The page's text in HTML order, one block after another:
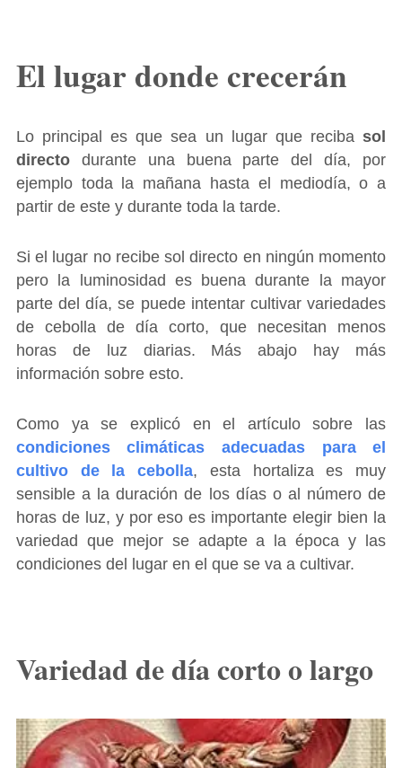
El lugar donde crecerán
Lo principal es que sea un lugar que recibasol
directodurante una buena parte del día, por
ejemplo toda la mañana hasta el mediodía, o a
partir de este y durante toda la tarde.
Si el lugar no recibe sol directo en ningún momento
pero la luminosidad es buena durante la mayor
parte del día, se puede intentar cultivar variedades
de cebolla de día corto, que necesitan menos
horas de luz diarias. Más abajo hay más
información sobre esto.
Como ya se explicó en el artículo sobre las
condiciones climáticas adecuadas para el
cultivo de la cebolla, esta hortaliza es muy
sensible a la duración de los días o al número de
horas de luz, y por eso es importante elegir bien la
variedad que mejor se adapte a la época y las
condiciones del lugar en el que se va a cultivar.
Variedad de día corto o largo